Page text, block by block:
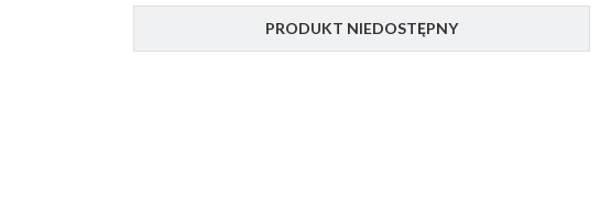
PRODUKT NIEDOSTĘPNY